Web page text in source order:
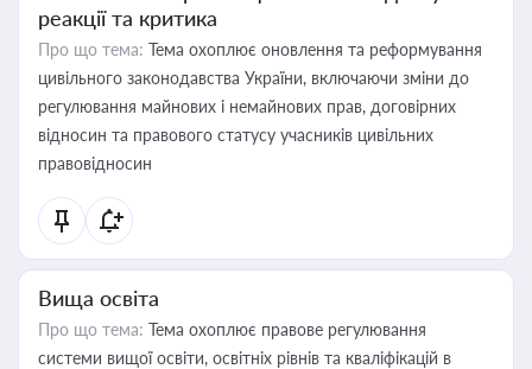
реакції та критика
Про що тема: Тема охоплює оновлення та реформування
цивільного законодавства України, включаючи зміни до
регулювання майнових і немайнових прав, договірних
відносин та правового статусу учасників цивільних
правовідносин
Вища освіта
Про що тема: Тема охоплює правове регулювання
системи вищої освіти, освітніх рівнів та кваліфікацій в